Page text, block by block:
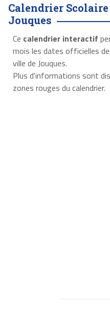
Calendrier
Jouques
Ce calendrier interactif
mois les dates officielles
ville de Jouques.
Plus d'informations sont
zones rouges du calendrier.